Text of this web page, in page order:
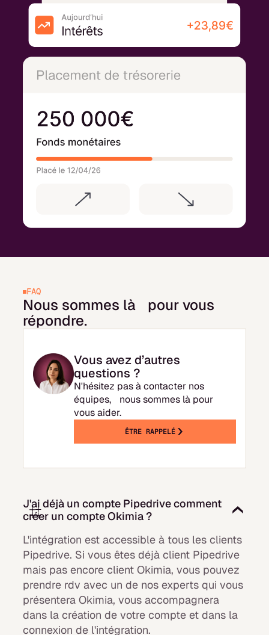
FAQ
Nous sommes là pour vous
répondre.
Vous avez d’autres
questions ?
N'hésitez pas à contacter nos
équipes, nous sommes là pour
vous aider.
ÊTRE RAPPELÉ
J'ai déjà un compte Pipedrive comment
créer un compte Okimia ?
L'intégration est accessible à tous les clients
Pipedrive. Si vous êtes déjà client Pipedrive
mais pas encore client Okimia, vous pouvez
prendre rdv avec un de nos experts qui vous
présentera Okimia, vous accompagnera
dans la création de votre compte et dans la
connexion de l'intégration.